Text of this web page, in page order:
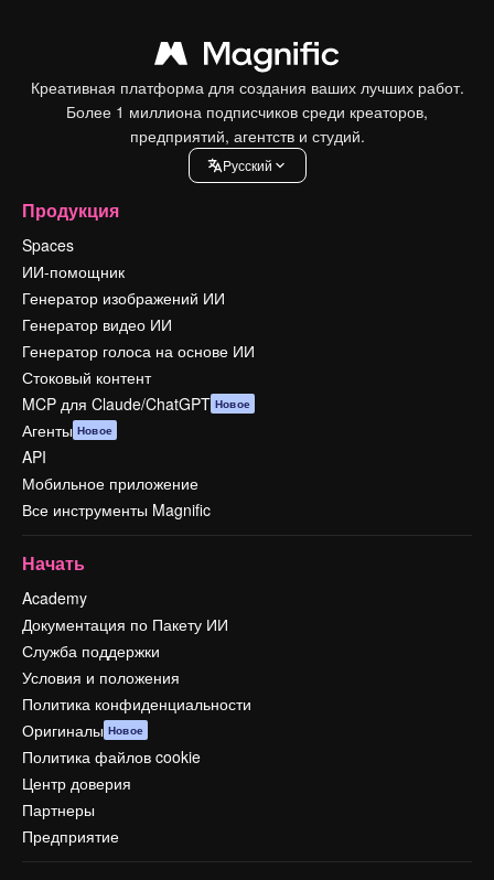
Креативная платформа для создания ваших лучших работ.
Более 1 миллиона подписчиков среди креаторов,
предприятий, агентств и студий.
Pусский
Продукция
Spaces
ИИ-помощник
Генератор изображений ИИ
Генератор видео ИИ
Генератор голоса на основе ИИ
Стоковый контент
MCP для Claude/ChatGPT Новое
Агенты Новое
API
Мобильное приложение
Все инструменты Magnific
Начать
Academy
Документация по Пакету ИИ
Служба поддержки
Условия и положения
Политика конфиденциальности
Оригиналы Новое
Политика файлов cookie
Центр доверия
Партнеры
Предприятие